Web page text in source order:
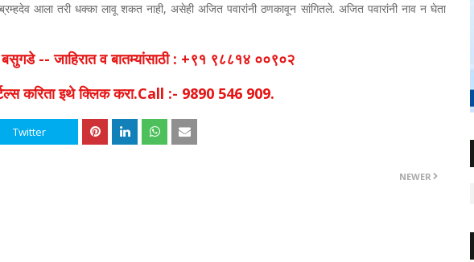
आला तरी धक्का लावू शकत नाही, असेही अजित पवारांनी ठणकावून सांगितले. अजित पवारांनी नाव न घेता
-- जाहिरात व बातम्यांसाठी : +९१ ९८८१४ ००९०२
करिता इथे क्लिक करा.Call :- 9890 546 909.
Twitter
NEWER